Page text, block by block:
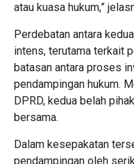
atau kuasa hukum,”
Perdebatan antara
intens, terutama terkait
batasan antara proses
pendampingan hukum.
DPRD, kedua belah
bersama.
Dalam kesepakatan
pendampingan oleh